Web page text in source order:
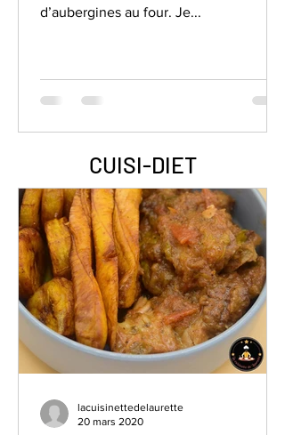
d’aubergines au four. Je...
CUISI-DIET
lacuisinettedelaurette
20 mars 2020